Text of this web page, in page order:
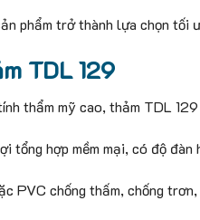
phẩm trở thành lựa chọn
TDL 129
thẩm mỹ cao, thảm TDL
tổng hợp mềm mại, có độ
PVC chống thấm, chống